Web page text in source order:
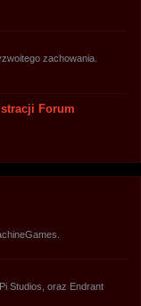
zachowania.
Forum
Studios, oraz Endrant